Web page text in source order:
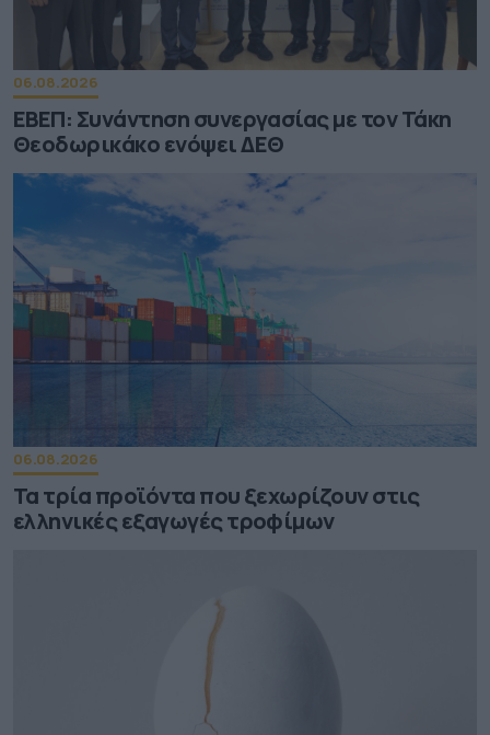
06.08.2026
ΕΒΕΠ: Συνάντηση συνεργασίας με τον Τάκη
Θεοδωρικάκο ενόψει ΔΕΘ
06.08.2026
Τα τρία προϊόντα που ξεχωρίζουν στις
ελληνικές εξαγωγές τροφίμων